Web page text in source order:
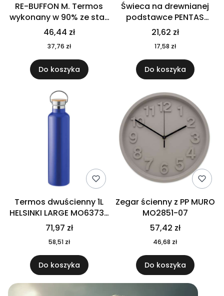
RE-BUFFON M. Termos
wykonany w 90% ze stali
nierdzewnej
pochodzącej z
recyklingu 520 ml 94294
46,44 zł
37,76 zł
Do koszyka
Świeca na drewnianej
podstawce PENTAS
MO6282-40
21,62 zł
17,58 zł
Do koszyka
Termos dwuścienny 1L
HELSINKI LARGE MO6373-
04
71,97 zł
58,51 zł
Do koszyka
Zegar ścienny z PP MURO
MO2851-07
57,42 zł
46,68 zł
Do koszyka